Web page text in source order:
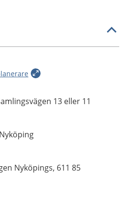
13 eller 11
Nyköpings, 611 85